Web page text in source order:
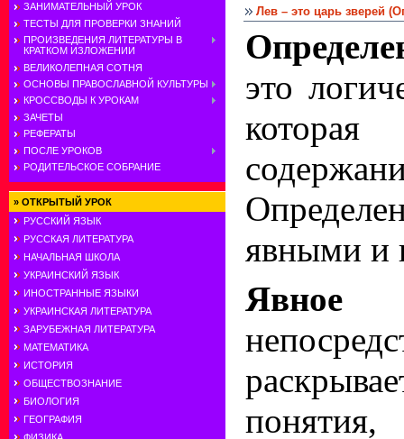
ЗАНИМАТЕЛЬНЫЙ УРОК
ТЕСТЫ ДЛЯ ПРОВЕРКИ ЗНАНИЙ
ПРОИЗВЕДЕНИЯ ЛИТЕРАТУРЫ В
КРАТКОМ ИЗЛОЖЕНИИ
ВЕЛИКОЛЕПНАЯ СОТНЯ
ОСНОВЫ ПРАВОСЛАВНОЙ КУЛЬТУРЫ
КРОССВОДЫ К УРОКАМ
ЗАЧЕТЫ
РЕФЕРАТЫ
ПОСЛЕ УРОКОВ
РОДИТЕЛЬСКОЕ СОБРАНИЕ
» ОТКРЫТЫЙ УРОК
РУССКИЙ ЯЗЫК
РУССКАЯ ЛИТЕРАТУРА
НАЧАЛЬНАЯ ШКОЛА
УКРАИНСКИЙ ЯЗЫК
ИНОСТРАННЫЕ ЯЗЫКИ
УКРАИНСКАЯ ЛИТЕРАТУРА
ЗАРУБЕЖНАЯ ЛИТЕРАТУРА
МАТЕМАТИКА
ИСТОРИЯ
ОБЩЕСТВОЗНАНИЕ
БИОЛОГИЯ
ГЕОГРАФИЯ
Лев – это царь зверей
это
явными и
Явное